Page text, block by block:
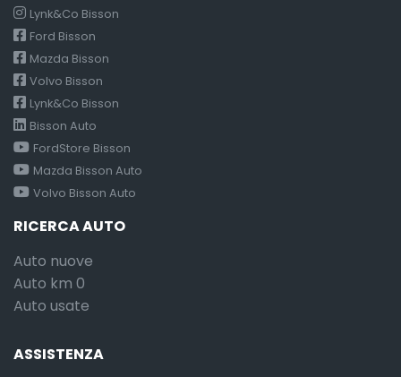
Lynk&Co Bisson
Ford Bisson
Mazda Bisson
Volvo Bisson
Lynk&Co Bisson
Bisson Auto
FordStore Bisson
Mazda Bisson Auto
Volvo Bisson Auto
RICERCA AUTO
Auto nuove
Auto km 0
Auto usate
ASSISTENZA